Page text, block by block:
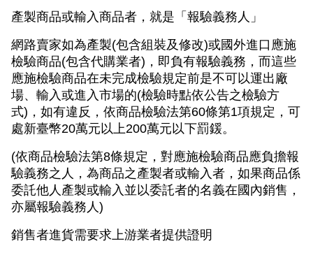
產製商品或輸入商品者，就是「報驗義務人」
網路賣家如為產製(包含組裝及修改)或國外進口應施
檢驗商品(包含代購業者)，即負有報驗義務，而這些
應施檢驗商品在未完成檢驗規定前是不可以運出廠
場、輸入或進入市場的(檢驗時點依公告之檢驗方
式)，如有違反，依商品檢驗法第60條第1項規定，可
處新臺幣20萬元以上200萬元以下罰鍰。
(依商品檢驗法第8條規定，對應施檢驗商品應負擔報
驗義務之人，為商品之產製者或輸入者，如果商品係
委託他人產製或輸入並以委託者的名義在國內銷售，
亦屬報驗義務人)
銷售者進貨需要求上游業者提供證明